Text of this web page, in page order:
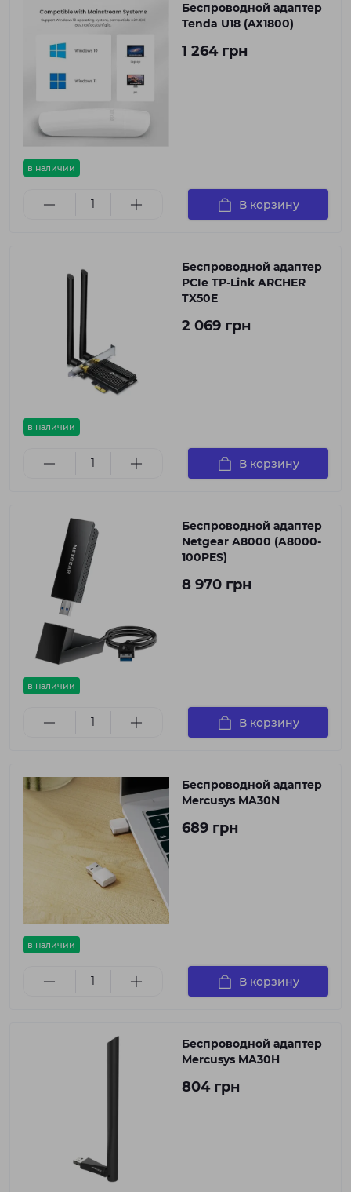
в наличии
Беспроводной адаптер
Tenda U18 (AX1800)
1 264 грн
В корзину
в наличии
Беспроводной адаптер
PCIe TP-Link ARCHER
TX50E
2 069 грн
В корзину
в наличии
Беспроводной адаптер
Netgear A8000 (A8000-
100PES)
8 970 грн
В корзину
в наличии
Беспроводной адаптер
Mercusys MA30N
689 грн
В корзину
Беспроводной адаптер
Mercusys MA30H
804 грн